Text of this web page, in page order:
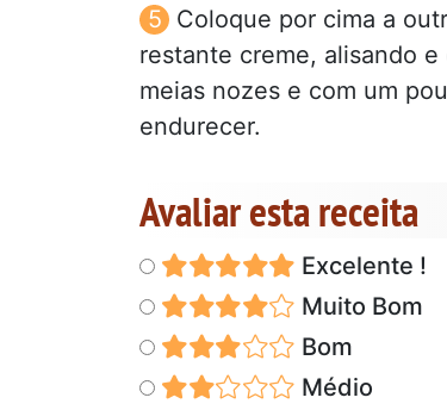
Coloque por cima a
restante creme, alisando
meias nozes e com um
endurecer.
Avaliar esta receita
Excelente !
Muito Bom
Bom
Médio